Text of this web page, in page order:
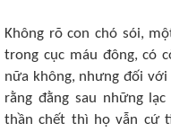
Không rõ con chó sói,
trong cục máu đông, có
nữa không, nhưng đối
rằng đằng sau những
thần chết thì họ vẫn cứ